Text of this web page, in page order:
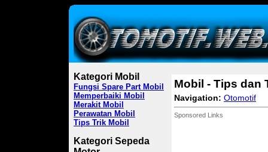
Kategori Mobil
Fungsi Spare Part Mobil
Memperbaiki Mobil
Merakit Mobil
Perawatan Mobil
Tips Trik Mobil
Kategori Sepeda
Mobil - Tips dan
Navigation: Otomotif
Sponsored Links